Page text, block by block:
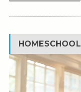
HOMESCHOOL